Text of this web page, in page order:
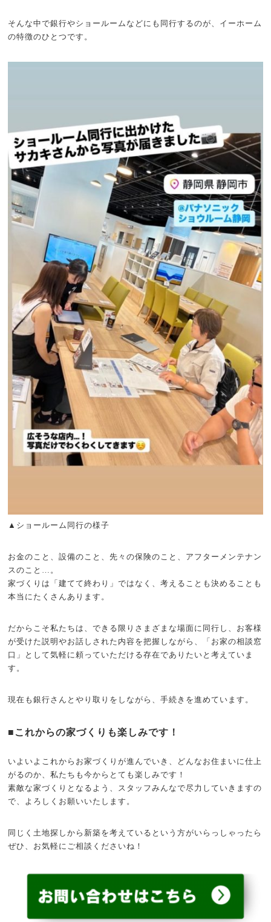
そんな中で銀行やショールームなどにも同行するのが、イーホーム
の特徴のひとつです。
▲ショールーム同行の様子
お金のこと、設備のこと、先々の保険のこと、アフターメンテナン
スのこと…。
家づくりは「建てて終わり」ではなく、考えることも決めることも
本当にたくさんあります。
だからこそ私たちは、できる限りさまざまな場面に同行し、お客様
が受けた説明やお話しされた内容を把握しながら、「お家の相談窓
口」として気軽に頼っていただける存在でありたいと考えていま
す。
現在も銀行さんとやり取りをしながら、手続きを進めています。
■これからの家づくりも楽しみです！
いよいよこれからお家づくりが進んでいき、どんなお住まいに仕上
がるのか、私たちも今からとても楽しみです！
素敵な家づくりとなるよう、スタッフみんなで尽力していきますの
で、よろしくお願いいたします。
同じく土地探しから新築を考えているという方がいらっしゃったら
ぜひ、お気軽にご相談くださいね！